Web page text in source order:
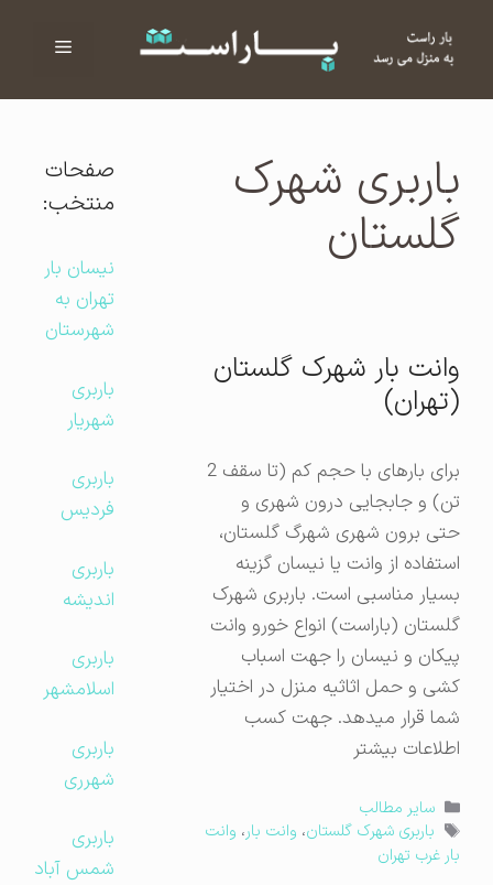
فهرست
باربری شهرک
گلستان
وانت بار شهرک گلستان
(تهران)
برای بارهای با حجم کم (تا سقف 2
تن) و جابجایی درون شهری و
حتی برون شهری شهرگ گلستان،
استفاده از وانت یا نیسان گزینه
بسیار مناسبی است. باربری شهرک
گلستان (باراست) انواع خورو وانت
پیکان و نیسان را جهت اسباب
کشی و حمل اثاثیه منزل در اختیار
شما قرار میدهد. جهت کسب
اطلاعات بیشتر
دسته‌ها
سایر مطالب
برچسب‌ها
باربری شهرک گلستان،وانت بار،وانت
بار غرب تهران
صفحات
منتخب:
نیسان بار
تهران به
شهرستان
باربری
شهریار
باربری
فردیس
باربری
اندیشه
باربری
اسلامشهر
باربری
شهرری
باربری
شمس آباد